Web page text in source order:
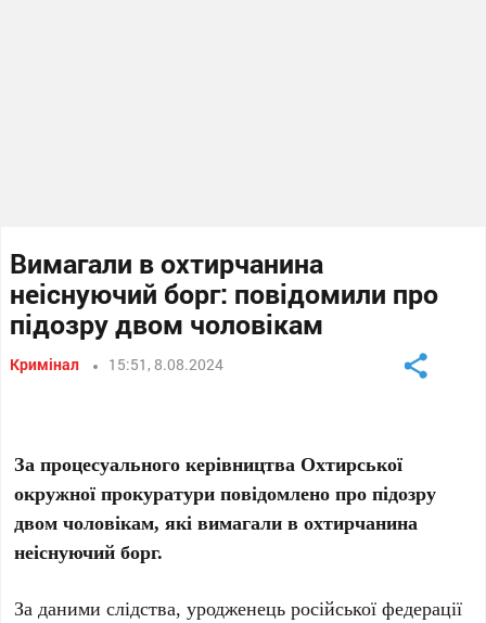
Вимагали в охтирчанина
неіснуючий борг: повідомили про
підозру двом чоловікам
Кримінал 15:51, 8.08.2024
За процесуального керівництва Охтирської
окружної прокуратури повідомлено про підозру
двом чоловікам, які вимагали в охтирчанина
неіснуючий борг.
За даними слідства, уродженець російської федерації